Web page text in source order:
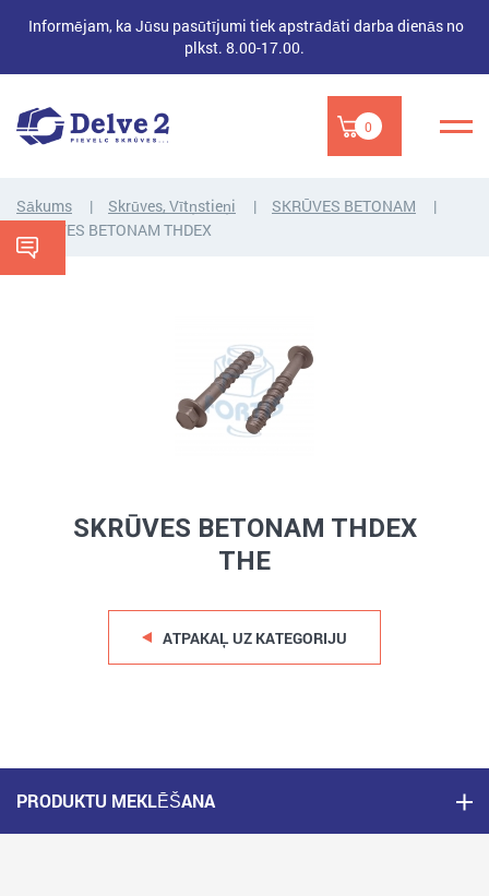
Informējam, ka Jūsu pasūtījumi tiek apstrādāti darba dienās no
plkst. 8.00-17.00.
0
Sākums Skrūves, Vītņstieņi
SKRŪVES BETONAM
SKRŪVES BETONAM THDEX
SKRŪVES BETONAM THDEX
THE
ATPAKAĻ UZ KATEGORIJU
PRODUKTU MEKLĒŠANA